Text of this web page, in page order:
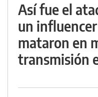
Así fue el
un
mataron en
transmisión